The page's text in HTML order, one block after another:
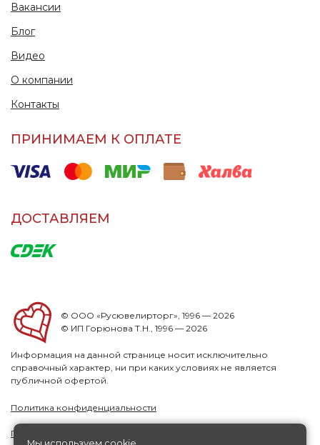
Вакансии
Блог
Видео
О компании
Контакты
ПРИНИМАЕМ К ОПЛАТЕ
ДОСТАВЛЯЕМ
© ООО «Русювелирторг», 1996 — 2026
© ИП Горюнова Т.Н., 1996 — 2026
Информация на данной странице носит исключительно
справочный характер, ни при каких условиях не является
публичной офертой.
Политика конфиденциальности
Публичная офера